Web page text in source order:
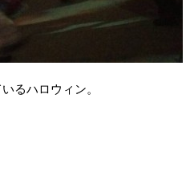
るハロウィン。